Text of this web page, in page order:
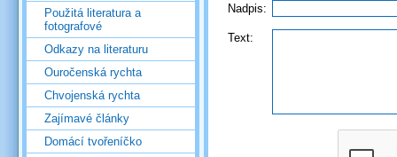
Nadpis:
Text:
Použitá literatura a
fotografové
Odkazy na literaturu
Ouročenská rychta
Chvojenská rychta
Zajímavé články
Domácí tvořeníčko